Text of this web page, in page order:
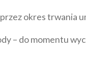
okres trwania
– do momentu